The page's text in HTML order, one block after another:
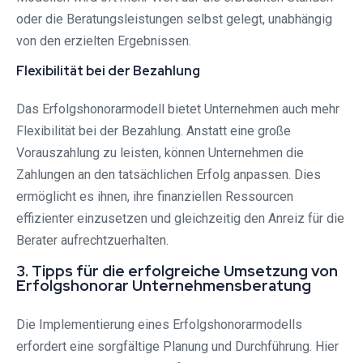
oder die Beratungsleistungen selbst gelegt, unabhängig
von den erzielten Ergebnissen.
Flexibilität bei der Bezahlung
Das Erfolgshonorarmodell bietet Unternehmen auch mehr
Flexibilität bei der Bezahlung. Anstatt eine große
Vorauszahlung zu leisten, können Unternehmen die
Zahlungen an den tatsächlichen Erfolg anpassen. Dies
ermöglicht es ihnen, ihre finanziellen Ressourcen
effizienter einzusetzen und gleichzeitig den Anreiz für die
Berater aufrechtzuerhalten.
3. Tipps für die erfolgreiche Umsetzung von
Erfolgshonorar Unternehmensberatung
Die Implementierung eines Erfolgshonorarmodells
erfordert eine sorgfältige Planung und Durchführung. Hier